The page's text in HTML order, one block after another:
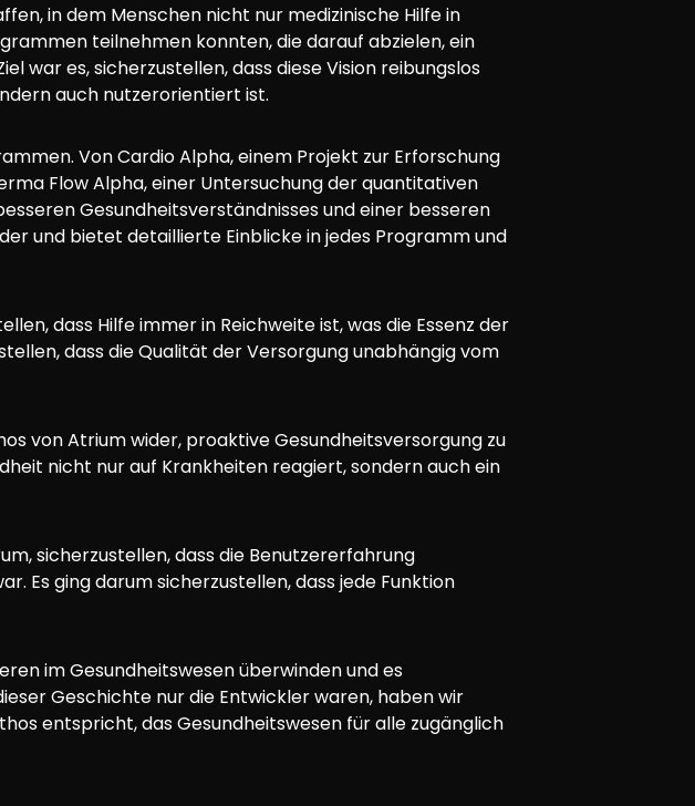
in dem Menschen nicht nur medizinische Hilfe in
teilnehmen konnten, die darauf abzielen, ein
war es, sicherzustellen, dass diese Vision reibungslos
auch nutzerorientiert ist.
Von Cardio Alpha, einem Projekt zur Erforschung
Flow Alpha, einer Untersuchung der quantitativen
Gesundheitsverständnisses und einer besseren
und bietet detaillierte Einblicke in jedes Programm und
dass Hilfe immer in Reichweite ist, was die Essenz der
dass die Qualität der Versorgung unabhängig vom
von Atrium wider, proaktive Gesundheitsversorgung zu
nicht nur auf Krankheiten reagiert, sondern auch ein
sicherzustellen, dass die Benutzererfahrung
Es ging darum sicherzustellen, dass jede Funktion
im Gesundheitswesen überwinden und es
Geschichte nur die Entwickler waren, haben wir
entspricht, das Gesundheitswesen für alle zugänglich